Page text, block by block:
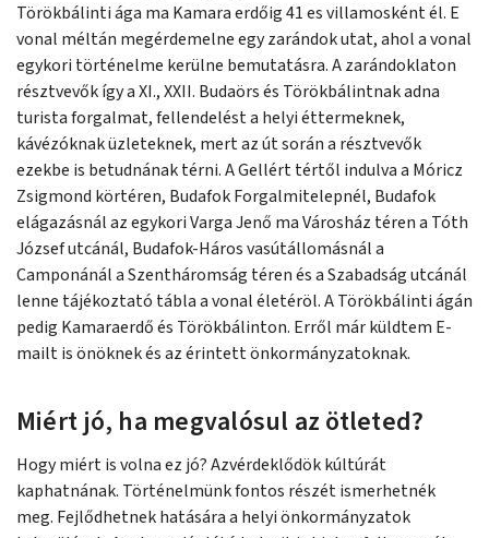
Törökbálinti ága ma Kamara erdőig 41 es villamosként él. E
vonal méltán megérdemelne egy zarándok utat, ahol a vonal
egykori történelme kerülne bemutatásra. A zarándoklaton
résztvevők így a XI., XXII. Budaörs és Törökbálintnak adna
turista forgalmat, fellendelést a helyi éttermeknek,
kávézóknak üzleteknek, mert az út során a résztvevők
ezekbe is betudnának térni. A Gellért tértől indulva a Móricz
Zsigmond körtéren, Budafok Forgalmitelepnél, Budafok
elágazásnál az egykori Varga Jenő ma Városház téren a Tóth
József utcánál, Budafok-Háros vasútállomásnál a
Camponánál a Szentháromság téren és a Szabadság utcánál
lenne tájékoztató tábla a vonal életéröl. A Törökbálinti ágán
pedig Kamaraerdő és Törökbálinton. Erről már küldtem E-
mailt is önöknek és az érintett önkormányzatoknak.
Miért jó, ha megvalósul az ötleted?
Hogy miért is volna ez jó? Azvérdeklődök kúltúrát
kaphatnának. Történelmünk fontos részét ismerhetnék
meg. Fejlődhetnek hatására a helyi önkormányzatok